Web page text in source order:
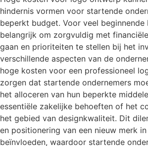
hindernis vormen voor startende
beperkt budget. Voor veel beginnende
belangrijk om zorgvuldig met
gaan en prioriteiten te stellen bij het
verschillende aspecten van de
hoge kosten voor een professioneel
zorgen dat startende ondernemers
het alloceren van hun beperkte
essentiële zakelijke behoeften of het
het gebied van designkwaliteit. Dit
en positionering van een nieuw merk
beïnvloeden, waardoor startende